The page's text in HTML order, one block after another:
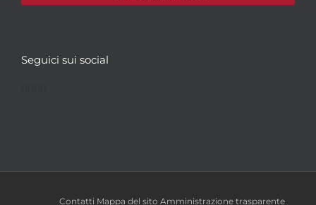
Seguici sui social
Contatti Mappa del sito Amministrazione trasparente